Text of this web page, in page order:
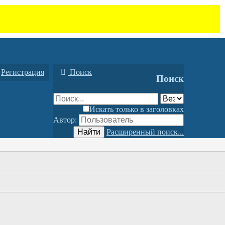
Регистрация Поиск
Поиск
Искать только в заголовках
Автор:
Найти
Расширенный поиск...